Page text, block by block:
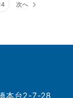
次へ
本台2-7-28